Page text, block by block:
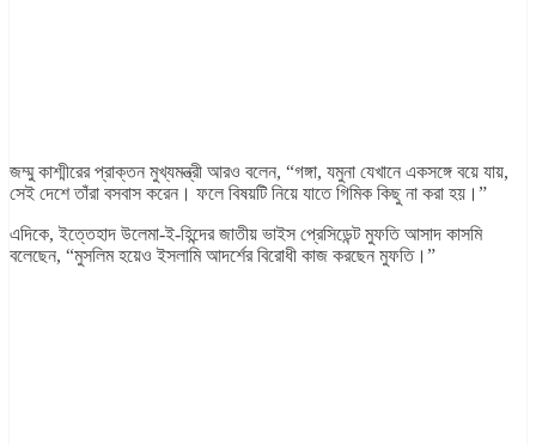
জম্মু কাশ্মীরের প্রাক্তন মুখ্যমন্ত্রী আরও বলেন, “গঙ্গা, যমুনা যেখানে একসঙ্গে বয়ে যায়,
সেই দেশে তাঁরা বসবাস করেন। ফলে বিষয়টি নিয়ে যাতে গিমিক কিছু না করা হয়।”
এদিকে, ইত্তেহাদ উলেমা-ই-হিন্দের জাতীয় ভাইস প্রেসিডেন্ট মুফতি আসাদ কাসমি
বলেছেন, “মুসলিম হয়েও ইসলামি আদর্শের বিরোধী কাজ করছেন মুফতি।”